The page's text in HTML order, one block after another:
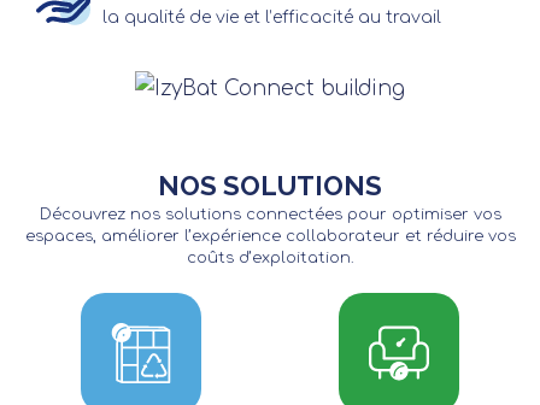
la qualité de vie et l’efficacité au travail
NOS SOLUTIONS
Découvrez nos solutions connectées pour optimiser vos
espaces, améliorer l’expérience collaborateur et réduire vos
coûts d’exploitation.